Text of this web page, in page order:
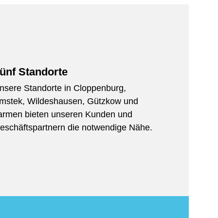
Standorte
Standorte in Cloppenburg,
Wildeshausen, Gützkow und
bieten unseren Kunden und
die notwendige Nähe.